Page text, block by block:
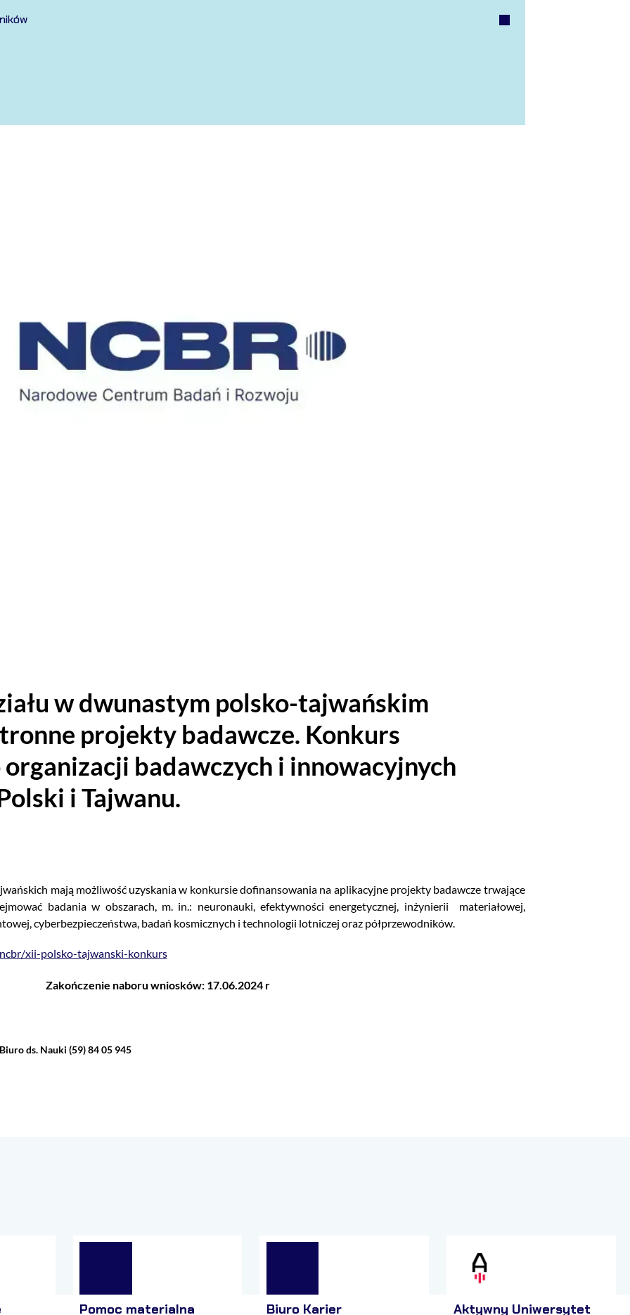
w dwunastym polsko-tajwańskim
projekty badawcze. Konkurs
badawczych i innowacyjnych
i Tajwanu.
mają możliwość uzyskania w konkursie dofinansowania na aplikacyjne projekty badawcze trwające
badania w obszarach, m. in.: neuronauki, efektywności energetycznej, inżynierii materiałowej,
cyberbezpieczeństwa, badań kosmicznych i technologii lotniczej oraz półprzewodników.
xii-polsko-tajwanski-konkurs
Zakończenie naboru wniosków: 17.06.2024 r
ds. Nauki (59) 84 05 945
Pomoc materialna Biuro Karier Aktywny Uniwersytet